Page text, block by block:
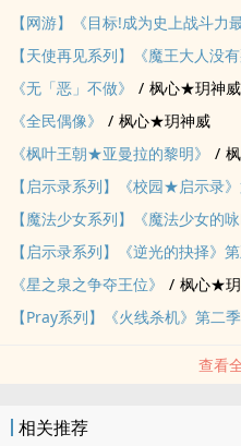
【网游】《目标!成为史上战斗力
【天使再见系列】《魔王大人没
《无「恶」不做》
/ 枫心★玥神威
《全民偶像》
/ 枫心★玥神威
《枫叶王朝★亚曼拉的黎明》
/
【启示录系列】《校园★启示录
【魔法少女系列】《魔法少女的
【启示录系列】《逆光的抉择》
《星之泉之争夺王位》
/ 枫心★
【Pray系列】《火线杀机》第二季
查看
相关推荐